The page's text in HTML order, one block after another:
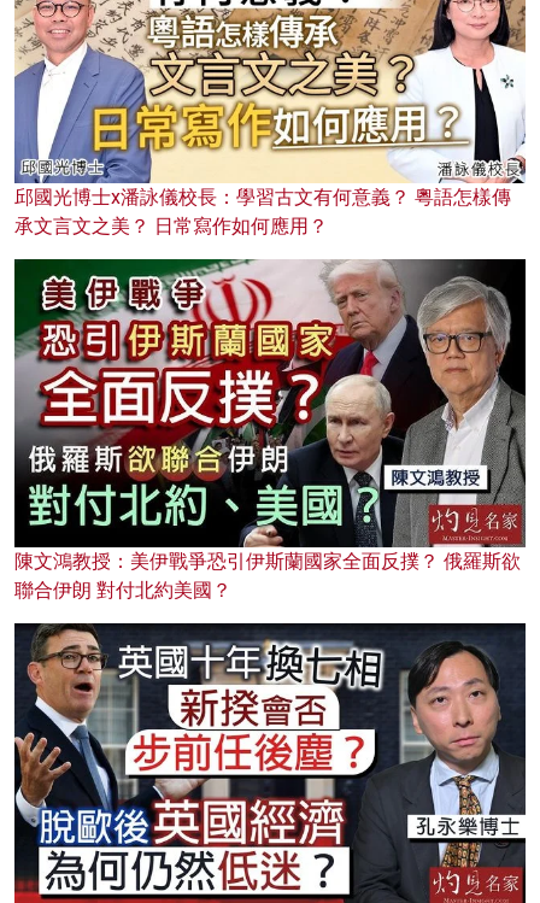
邱國光博士x潘詠儀校長：學習古文有何意義？ 粵語怎樣傳
承文言文之美？ 日常寫作如何應用？
陳文鴻教授：美伊戰爭恐引伊斯蘭國家全面反撲？ 俄羅斯欲
聯合伊朗 對付北約美國？